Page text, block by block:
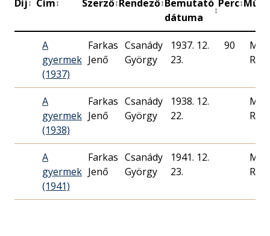
Díj↕ Cím↕ Szerző↕Rendező↕Bemutató
dátuma
↕
Perc↕
A
gyermek
(1937)
Farkas
Jenő
Csanády
György
1937. 12.
23.
90
A
gyermek
(1938)
Farkas
Jenő
Csanády
György
1938. 12.
22.
A
gyermek
(1941)
Farkas
Jenő
Csanády
György
1941. 12.
23.